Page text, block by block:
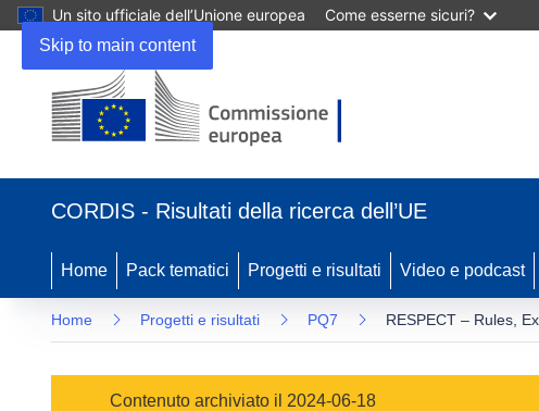
Skip to main content
Un sito ufficiale dell’Unione europea Come esserne sicuri?
in
nuova
finestra)
CORDIS - Risultati della ricerca dell’UE
Home Pack tematici Progetti e risultati Video e podcast
Home Progetti e risultati PQ7 RESPECT – Rules,
Contenuto archiviato il 2024-06-18